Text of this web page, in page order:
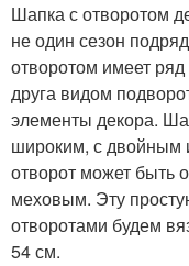
Шапка с отворотом
не один сезон
отворотом имеет ряд
друга видом
элементы декора.
широким, с двойным
отворот может
меховым. Эту
отворотами будем
54 см.